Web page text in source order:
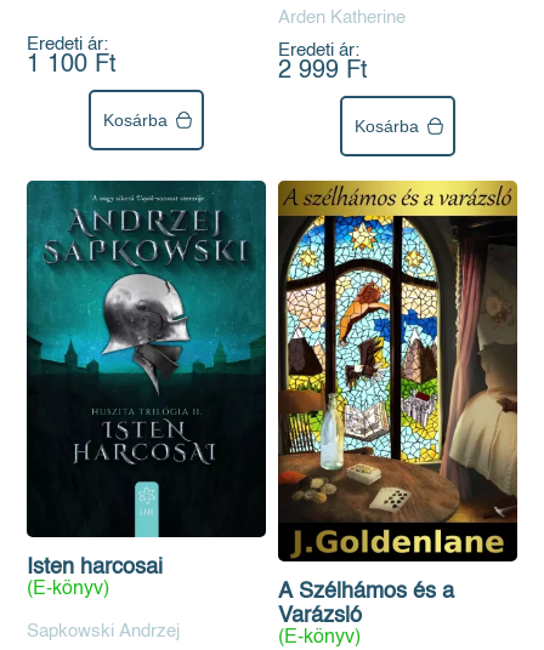
Eredeti ár:
1 100 Ft
Kosárba
Arden Katherine
Eredeti ár:
2 999 Ft
Kosárba
Isten harcosai
(E-könyv)
Sapkowski Andrzej
A Szélhámos és a
Varázsló
(E-könyv)